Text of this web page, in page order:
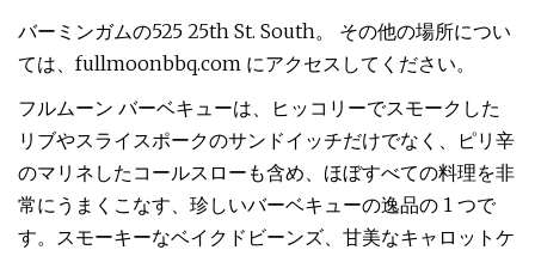
バーミンガムの525 25th St. South。 その他の場所につい
ては、fullmoonbbq.com にアクセスしてください。
フルムーン バーベキューは、ヒッコリーでスモークした
リブやスライスポークのサンドイッチだけでなく、ピリ辛
のマリネしたコールスローも含め、ほぼすべての料理を非
常にうまくこなす、珍しいバーベキューの逸品の 1 つで
す。スモーキーなベイクドビーンズ、甘美なキャロットケ